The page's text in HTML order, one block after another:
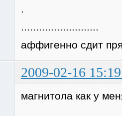
.
..........................
аффигенно сдит
2009-02-16
магнитола как у